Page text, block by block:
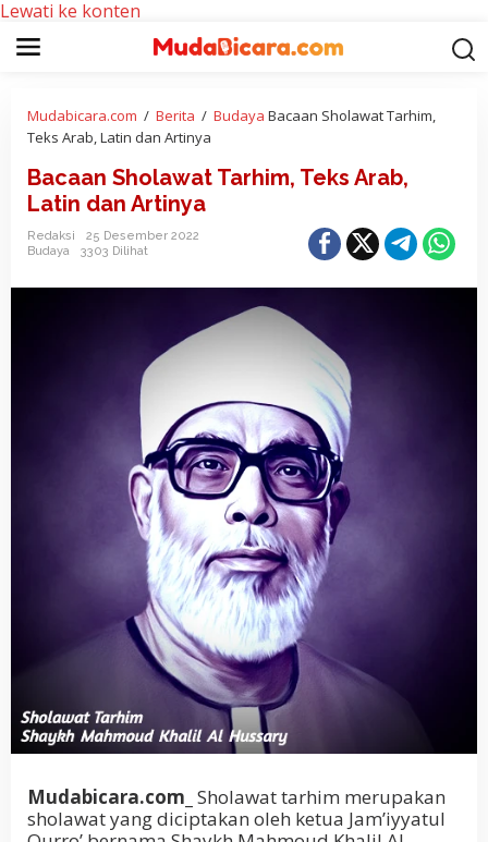
Lewati ke konten
Mudabicara.com / Berita / Budaya Bacaan Sholawat Tarhim,
Teks Arab, Latin dan Artinya
Bacaan Sholawat Tarhim, Teks Arab,
Latin dan Artinya
Redaksi
25 Desember 2022
Budaya
3303 Dilihat
Mudabicara.com_ Sholawat tarhim merupakan
sholawat yang diciptakan oleh ketua Jam’iyyatul